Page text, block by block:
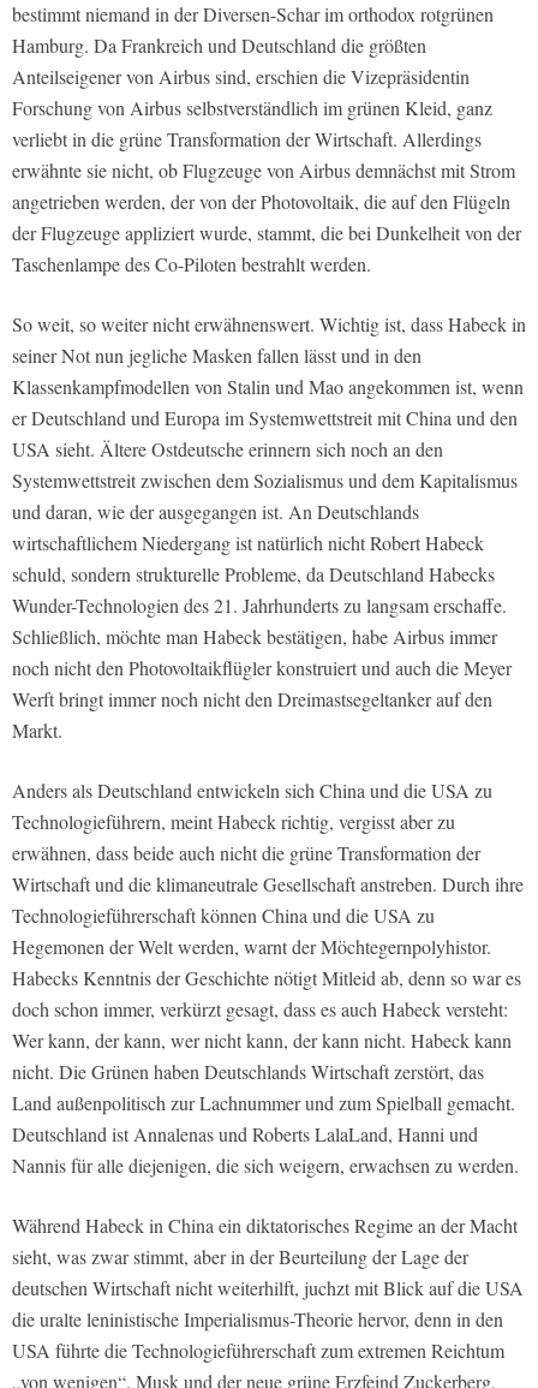
bestimmt niemand in der Diversen-Schar im orthodox rotgrünen
Hamburg. Da Frankreich und Deutschland die größten
Anteilseigener von Airbus sind, erschien die Vizepräsidentin
Forschung von Airbus selbstverständlich im grünen Kleid, ganz
verliebt in die grüne Transformation der Wirtschaft. Allerdings
erwähnte sie nicht, ob Flugzeuge von Airbus demnächst mit Strom
angetrieben werden, der von der Photovoltaik, die auf den Flügeln
der Flugzeuge appliziert wurde, stammt, die bei Dunkelheit von der
Taschenlampe des Co-Piloten bestrahlt werden.
So weit, so weiter nicht erwähnenswert. Wichtig ist, dass Habeck in
seiner Not nun jegliche Masken fallen lässt und in den
Klassenkampfmodellen von Stalin und Mao angekommen ist, wenn
er Deutschland und Europa im Systemwettstreit mit China und den
USA sieht. Ältere Ostdeutsche erinnern sich noch an den
Systemwettstreit zwischen dem Sozialismus und dem Kapitalismus
und daran, wie der ausgegangen ist. An Deutschlands
wirtschaftlichem Niedergang ist natürlich nicht Robert Habeck
schuld, sondern strukturelle Probleme, da Deutschland Habecks
Wunder-Technologien des 21. Jahrhunderts zu langsam erschaffe.
Schließlich, möchte man Habeck bestätigen, habe Airbus immer
noch nicht den Photovoltaikflügler konstruiert und auch die Meyer
Werft bringt immer noch nicht den Dreimastsegeltanker auf den
Markt.
Anders als Deutschland entwickeln sich China und die USA zu
Technologieführern, meint Habeck richtig, vergisst aber zu
erwähnen, dass beide auch nicht die grüne Transformation der
Wirtschaft und die klimaneutrale Gesellschaft anstreben. Durch ihre
Technologieführerschaft können China und die USA zu
Hegemonen der Welt werden, warnt der Möchtegernpolyhistor.
Habecks Kenntnis der Geschichte nötigt Mitleid ab, denn so war es
doch schon immer, verkürzt gesagt, dass es auch Habeck versteht:
Wer kann, der kann, wer nicht kann, der kann nicht. Habeck kann
nicht. Die Grünen haben Deutschlands Wirtschaft zerstört, das
Land außenpolitisch zur Lachnummer und zum Spielball gemacht.
Deutschland ist Annalenas und Roberts LalaLand, Hanni und
Nannis für alle diejenigen, die sich weigern, erwachsen zu werden.
Während Habeck in China ein diktatorisches Regime an der Macht
sieht, was zwar stimmt, aber in der Beurteilung der Lage der
deutschen Wirtschaft nicht weiterhilft, juchzt mit Blick auf die USA
die uralte leninistische Imperialismus-Theorie hervor, denn in den
USA führte die Technologieführerschaft zum extremen Reichtum
„von wenigen“. Musk und der neue grüne Erzfeind Zuckerberg,